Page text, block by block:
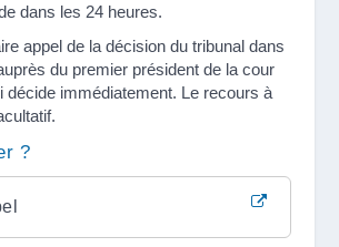
dans les 24 heures.
appel de la décision du tribunal dans
du premier président de la cour
décide immédiatement. Le recours à
?